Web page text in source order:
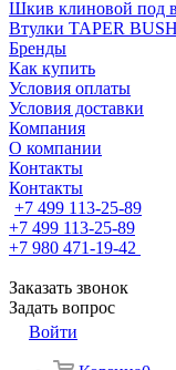
Шкив клиновой под
Втулки TAPER BUSH
Бренды
Как купить
Условия оплаты
Условия доставки
Компания
О компании
Контакты
Контакты
+7 499 113-25-89
+7 499 113-25-89
+7 980 471-19-42
Заказать звонок
Задать вопрос
Войти